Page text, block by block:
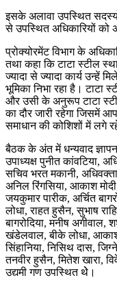
इसके अलावा उपस्थित सदस्यों,
से उपस्थित अधिकारियों को
प्रोक्योरमेंट विभाग के
तथा कहा कि टाटा स्टील
ज्यादा से ज्यादा कार्य उन्हें
भूमिका निभा रहा है। टाटा
और उसी के अनुरूप टाटा
का दौर जारी रहेगा
समाधान की कोशिशों में लगे
बैठक के अंत में धन्यवाद
उपाध्यक्ष पुनीत कांवटिया,
सचिव भरत मकानी, अधिवक्ता
अनिल रिंगसिया, आकाश
जयकुमार पारीक, अर्चित
लोधा, राहत हुसैन, सुभाष
बागरोदिया, मनीष
खंडेलवाल, बीके लोधा,
सिंहानिया, निसिथ दास,
तनवीर हुसैन, मितेश खारा,
उद्यमी गण उपस्थित थेे।